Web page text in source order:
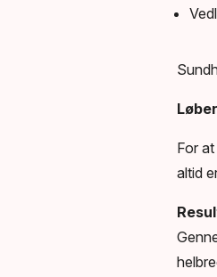
For
altid